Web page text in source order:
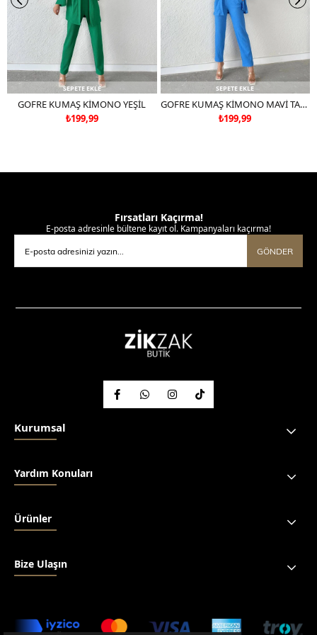
SEPETE EKLE
GOFRE KUMAŞ KİMONO YEŞİL
₺199,99
SEPETE EKLE
GOFRE KUMAŞ KİMONO MAVİ TAKIM DEĞİLDİR
₺199,99
Fırsatları Kaçırma!
E-posta adresinle bültene kayıt ol. Kampanyaları kaçırma!
GÖNDER
Kurumsal
Yardım Konuları
Ürünler
Bize Ulaşın